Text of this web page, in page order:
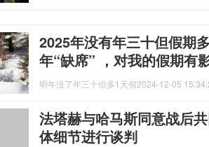
2025年没有年三十但假期
年“缺席” ，对我的假期有
明年没了年三十但多1天假2024-12-05
法塔赫与哈马斯同意战后
体细节进行谈判